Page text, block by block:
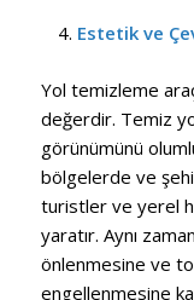
Estetik ve
Yol temizleme
değerdir. Temiz
görünümünü
bölgelerde ve
turistler ve yerel
yaratır. Aynı
önlenmesine ve
engellenmesine